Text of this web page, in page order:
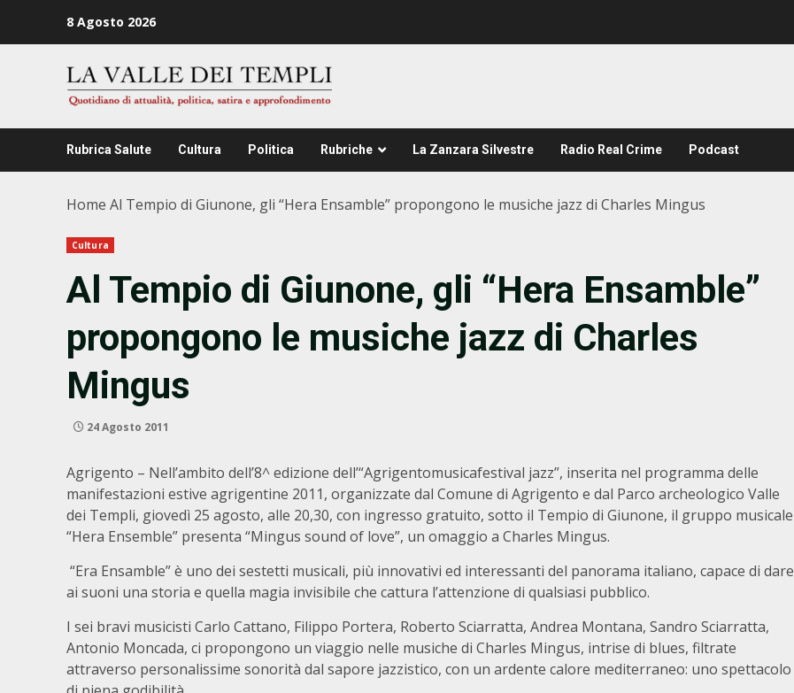
8 Agosto 2026
Rubrica Salute Cultura Politica Rubriche La Zanzara Silvestre Radio Real Crime Podcast
Home Al Tempio di Giunone, gli “Hera Ensamble” propongono le musiche jazz di Charles Mingus
Cultura
Al Tempio di Giunone, gli “Hera Ensamble”
propongono le musiche jazz di Charles
Mingus
24 Agosto 2011
Agrigento – Nell’ambito dell’8^ edizione dell’“Agrigentomusicafestival jazz”, inserita nel programma delle
manifestazioni estive agrigentine 2011, organizzate dal Comune di Agrigento e dal Parco archeologico Valle
dei Templi, giovedì 25 agosto, alle 20,30, con ingresso gratuito, sotto il Tempio di Giunone, il gruppo musicale
“Hera Ensemble” presenta “Mingus sound of love”, un omaggio a Charles Mingus.
“Era Ensamble” è uno dei sestetti musicali, più innovativi ed interessanti del panorama italiano, capace di dare
ai suoni una storia e quella magia invisibile che cattura l’attenzione di qualsiasi pubblico.
I sei bravi musicisti Carlo Cattano, Filippo Portera, Roberto Sciarratta, Andrea Montana, Sandro Sciarratta,
Antonio Moncada, ci propongono un viaggio nelle musiche di Charles Mingus, intrise di blues, filtrate
attraverso personalissime sonorità dal sapore jazzistico, con un ardente calore mediterraneo: uno spettacolo